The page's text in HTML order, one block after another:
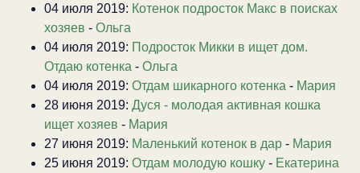
04 июля 2019: Котенок подросток Макс в поисках
хозяев - Ольга
04 июля 2019: Подросток Микки в ищет дом.
Отдаю котенка - Ольга
04 июля 2019: Отдам шикарного котенка - Мария
28 июня 2019: Дуся - молодая активная кошка
ищет хозяев - Мария
27 июня 2019: Маленький котенок в дар - Мария
25 июня 2019: Отдам молодую кошку - Екатерина